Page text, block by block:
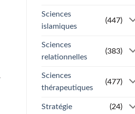
Sciences
islamiques
(447)
Sciences
relationnelles
(383)
Sciences
thérapeutiques
(477)
Stratégie (24)